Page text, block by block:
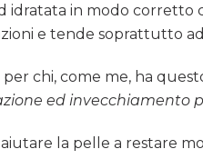
idratata in modo corretto
e tende soprattutto
per chi, come me, ha
ed invecchiamento
la pelle a restare